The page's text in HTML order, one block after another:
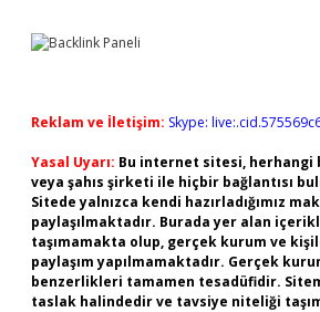
Reklam ve İletişim: Skype:
Yasal Uyarı: Bu internet sitesi, herhangi
veya şahıs şirketi ile hiçbir bağlantısı
Sitede yalnızca kendi hazırladığımız
paylaşılmaktadır. Burada yer alan
taşımamakta olup, gerçek kurum ve
paylaşım yapılmamaktadır. Gerçek
benzerlikleri tamamen tesadüfidir.
taslak halindedir ve tavsiye niteliği